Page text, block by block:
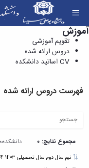
دروس ارائه شده -
آموزش
تقویم آموزشی
دروس ارائه شده
CV اساتید دانشکده
فهرست دروس ارائه شده
مجموع نتایج: 0